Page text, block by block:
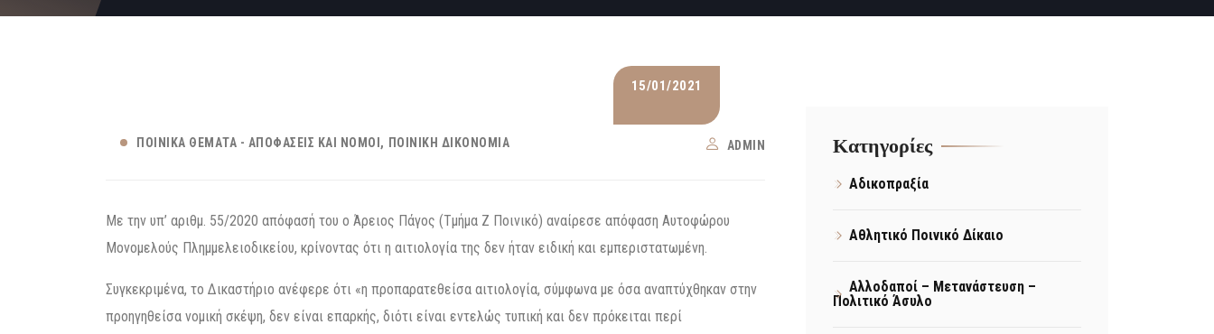
15/01/2021
ΠΟΙΝΙΚΆ ΘΈΜΑΤΑ - ΑΠΟΦΆΣΕΙΣ ΚΑΙ ΝΌΜΟΙ ΠΟΙΝΙΚΉ ΔΙΚΟΝΟΜΊΑ ADMIN
Με την υπ’ αριθμ. 55/2020 απόφασή του ο Άρειος Πάγος (Τμήμα Ζ Ποινικό) αναίρεσε απόφαση Αυτοφώρου
Μονομελούς Πλημμελειοδικείου, κρίνοντας ότι η αιτιολογία της δεν ήταν ειδική και εμπεριστατωμένη.
Συγκεκριμένα, το Δικαστήριο ανέφερε ότι «η προπαρατεθείσα αιτιολογία, σύμφωνα με όσα αναπτύχθηκαν στην
προηγηθείσα νομική σκέψη, δεν είναι επαρκής, διότι είναι εντελώς τυπική και δεν πρόκειται περί
Kατηγορίες
Αδικοπραξία
Αθλητικό Ποινικό Δίκαιο
Αλλοδαποί – Μετανάστευση –
Πολιτικό Άσυλο